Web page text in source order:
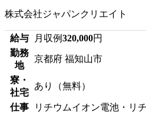
株式会社ジャパンクリエイト
給与 月収例320,000円
勤務
地
京都府 福知山市
寮・
社宅
あり（無料）
仕事
リチウムイオン電池・リ